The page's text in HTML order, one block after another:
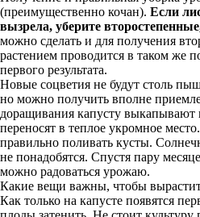
(преимущественно кочан). Если
вызрела, уберите
можно сделать и для получения
растением проводится в таком же
первого результата.
Новые соцветия не будут столь
но можно получить вполне
доращивания капусту выкапывают
переносят в теплое укромное
правильно поливать кусты.
не понадобятся. Спустя пару
можно радоваться урожаю.
Какие вещи важны, чтобы
Как только на капусте появятся